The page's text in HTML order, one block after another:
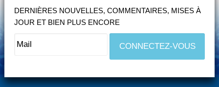
DERNIÈRES NOUVELLES, COMMENTAIRES, MISES À
JOUR ET BIEN PLUS ENCORE